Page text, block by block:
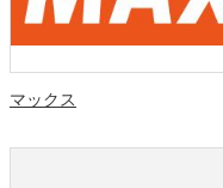
マックス